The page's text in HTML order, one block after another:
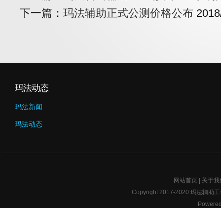
下一篇： 玛法辅助正式公测价格公布
玛法动态
玛法新闻
玛法动态
网站首页|
关于我
Copyright 2017-2020 玛法辅助